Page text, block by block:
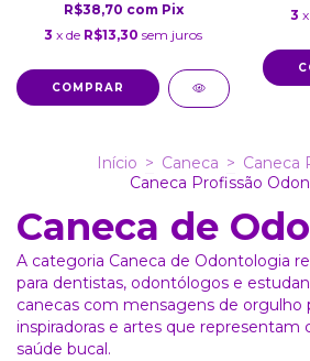
R$38,70 com Pix
3 x de R$13,30 sem juros
COMPRAR
3
Início > Caneca > Caneca
Caneca Profissão
Caneca de
A categoria Caneca de Odontologia
para dentistas, odontólogos e
canecas com mensagens de orgulho
inspiradoras e artes que representam
saúde bucal.